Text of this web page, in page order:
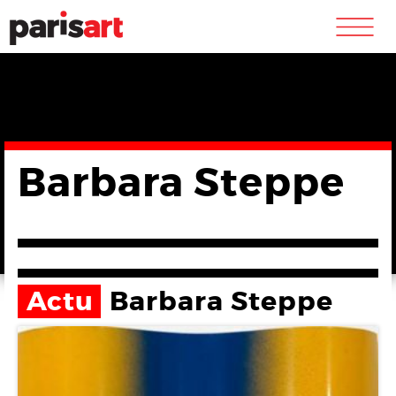
m
Barbara Steppe
Actu Barbara Steppe